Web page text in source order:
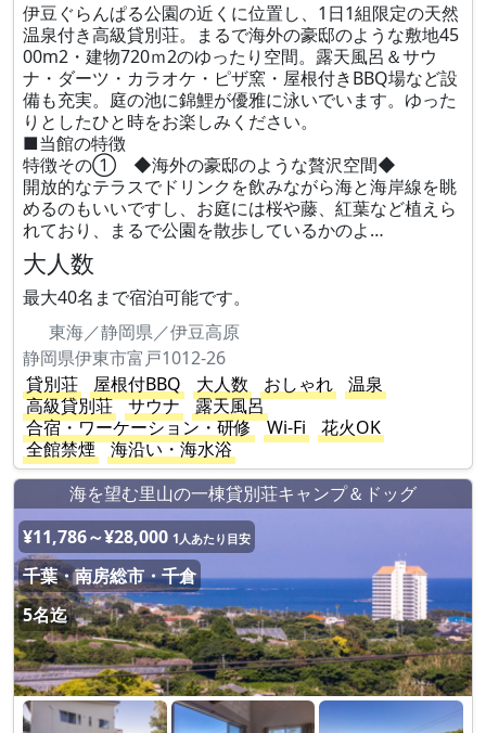
伊豆ぐらんぱる公園の近くに位置し、1日1組限定の天然
温泉付き高級貸別荘。まるで海外の豪邸のような敷地45
00m2・建物720ｍ2のゆったり空間。露天風呂＆サウ
ナ・ダーツ・カラオケ・ピザ窯・屋根付きBBQ場など設
備も充実。庭の池に錦鯉が優雅に泳いでいます。ゆった
りとしたひと時をお楽しみください。
■当館の特徴
特徴その① ◆海外の豪邸のような贅沢空間◆
開放的なテラスでドリンクを飲みながら海と海岸線を眺
めるのもいいですし、お庭には桜や藤、紅葉など植えら
れており、まるで公園を散歩しているかのよ…
大人数
最大40名まで宿泊可能です。
東海／静岡県／伊豆高原
静岡県伊東市富戸1012-26
貸別荘
屋根付BBQ 大人数 おしゃれ
温泉
高級貸別荘
サウナ
露天風呂
合宿・ワーケーション・研修
Wi-Fi
花火OK
全館禁煙
海沿い・海水浴
海を望む里山の一棟貸別荘キャンプ＆ドッグ
¥11,786～¥28,000 1人あたり目安
千葉・南房総市・千倉
5名迄